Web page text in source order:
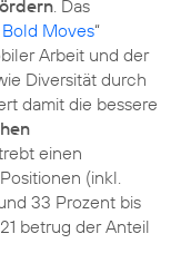
. Das
Moves“
Arbeit und der
Diversität durch
damit die bessere
einen
(inkl.
33 Prozent bis
betrug der Anteil